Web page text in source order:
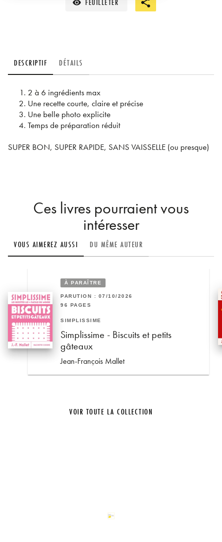
visibility FEUILLETER
DESCRIPTIF DÉTAILS
2 à 6 ingrédients max
Une recette courte, claire et précise
Une belle photo explicite
Temps de préparation réduit
SUPER BON, SUPER RAPIDE, SANS VAISSELLE (ou presque)
Ces livres pourraient vous
intéresser
VOUS AIMEREZ AUSSI DU MÊME AUTEUR
À PARAÎTRE
PARUTION : 07/10/2026
96 PAGES
SIMPLISSIME
Simplissime - Biscuits et petits
gâteaux
Jean-François Mallet
VOIR TOUTE LA COLLECTION